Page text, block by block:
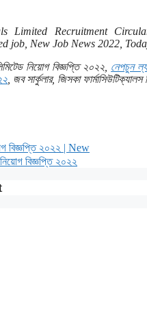
Limited Recruitment
job, New Job News 2022,
নিয়োগ বিজ্ঞপ্তি ২০২২, নেপচুন
, জব সার্কুলার, জিসকা
বিজ্ঞপ্তি ২০২২ | New
বিজ্ঞপ্তি ২০২২